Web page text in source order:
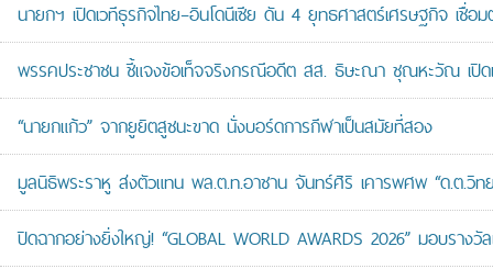
นายกฯ เปิดเวทีธุรกิจไทย–อินโดนีเซีย ดัน 4 ยุทธศาสตร์เศรษฐกิจ เ
พรรคประชาชน ชี้แจงข้อเท็จจริงกรณีอดีต สส. ธิษะณา ชุณหะวัณ เปิด
“นายกแก้ว” จากยูยิตสูชนะขาด นั่งบอร์ดการกีฬาเป็นสมัยที่สอง
มูลนิธิพระราหู ส่งตัวแทน พล.ต.ท.อาชาน จันทร์ศิริ เคารพศพ “ด.ต.วิท
ปิดฉากอย่างยิ่งใหญ่! “GLOBAL WORLD AWARDS 2026” มอบรา